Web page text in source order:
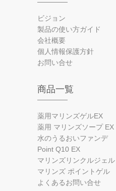
ビジョン
製品の使い方ガイド
会社概要
個人情報保護方針
お問い合せ
商品一覧
薬用マリンズゲルEX
薬用 マリンズソープ EX
水のうるおいファンデ
Point Q10 EX
マリンズリンクルジェル
マリンズ ポイントゲル
よくあるお問い合せ